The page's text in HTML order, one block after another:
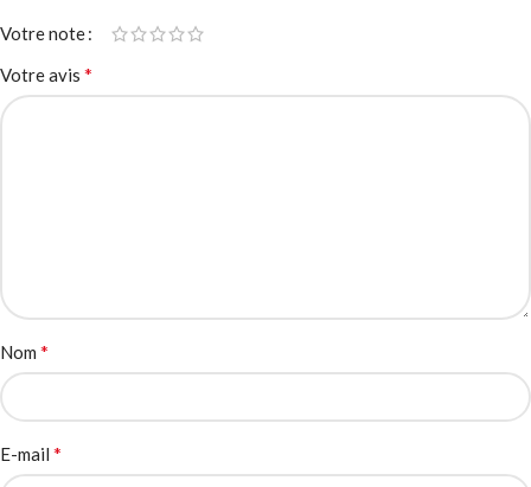
Votre note
Votre avis *
Nom *
E-mail *